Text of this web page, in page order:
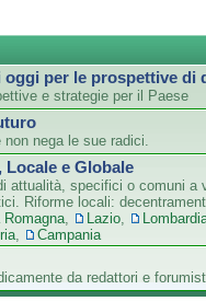
per le prospettive di
e strategie per il Paese
nega le sue radici.
Locale e Globale
attualità, specifici o comuni a
Riforme locali:
Romagna Lazio
Campania
da redattori e